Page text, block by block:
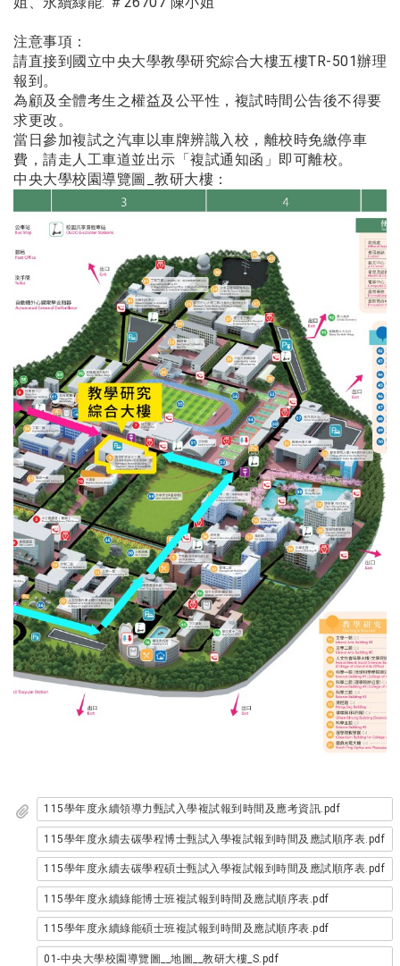
注意事項：
請直接到國立中央大學教學研究綜合大樓五樓TR-501辦理
報到。
為顧及全體考生之權益及公平性，複試時間公告後不得要
求更改。
當日參加複試之汽車以車牌辨識入校，離校時免繳停車
費，請走人工車道並出示「複試通知函」即可離校。
中央大學校園導覽圖_教研大樓：
115學年度永續領導力甄試入學複試報到時間及應考資訊.pdf
115學年度永續去碳學程博士甄試入學複試報到時間及應試順序表.pdf
115學年度永續去碳學程碩士甄試入學複試報到時間及應試順序表.pdf
115學年度永續綠能博士班複試報到時間及應試順序表.pdf
115學年度永續綠能碩士班複試報到時間及應試順序表.pdf
01-中央大學校園導覽圖__地圖__教研大樓_S.pdf